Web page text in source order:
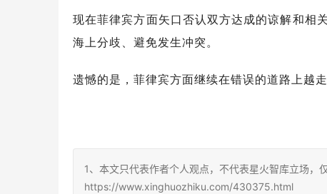
现在菲律宾方面矢口否认双方达成的谅解和相
海上分歧、避免发生冲突。
遗憾的是，菲律宾方面继续在错误的道路上越
1、本文只代表作者个人观点，不代表星火智库立场，
https://www.xinghuozhiku.com/430375.html